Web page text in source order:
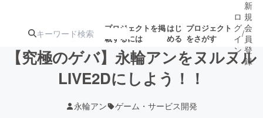
プロジェクトを掲
載するには
はじ
める
プロジェクト
をさがす
注目のリ
ターン
ジェクト
ロジェクト
ロ
グ
イ
ン
/
新
規
会
員
登
録
【究極のゲバ】永輪アンをヌルヌル
LIVE2Dにしよう！！
永輪アン ゲーム・サービス開発